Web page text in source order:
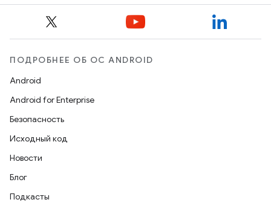
ПОДРОБНЕЕ ОБ ОС ANDROID
Android
Android for Enterprise
Безопасность
Исходный код
Новости
Блог
Подкасты